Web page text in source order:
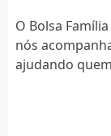
O Bolsa
nós
ajudando